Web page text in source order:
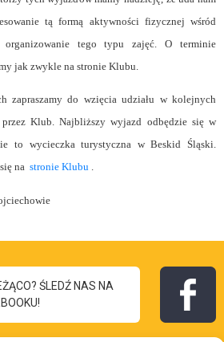
tą formą aktywności fizycznej wśród
organizowanie tego typu zajęć. O terminie
jak zwykle na stronie Klubu.
zapraszamy do wzięcia udziału w kolejnych
przez Klub. Najbliższy wyjazd odbędzie się w
to wycieczka turystyczna w Beskid Śląski.
na stronie Klubu .
ŚLEDŹ NAS NA